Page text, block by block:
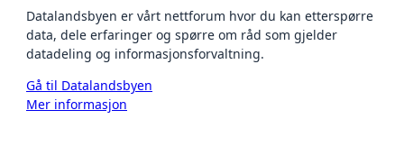
Datalandsbyen er vårt nettforum hvor du kan etterspørre
data, dele erfaringer og spørre om råd som gjelder
datadeling og informasjonsforvaltning.
Gå til Datalandsbyen
Mer informasjon